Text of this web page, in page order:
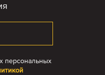
персональных